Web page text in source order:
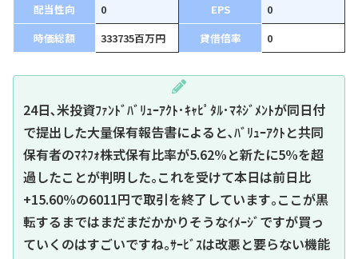
配当性向
0 EPS
0
時価総額
333735百万円 貸借倍率 0
24日､米投資ﾌｧﾝﾄﾞﾊﾞﾘｭｰｱｸﾄ･ｷｬﾋﾟﾀﾙ･ﾏﾈｼﾞﾒﾝﾄが同日付
で提出した大量保有報告書によると､ﾊﾞﾘｭｰｱｸﾄと共同
保有者のﾏﾈﾌｫ株式保有比率が5.62%と新たに5%を超
過したことが判明した｡これを受けて本日は前日比
+15.60%の6011円で取引を終了しています｡ここが黒
転するまではまだまだかかりそうなｲﾒｰｼﾞですが買っ
ていくのはすごいですね｡ｻｰﾋﾞｽは改悪と要らない機能